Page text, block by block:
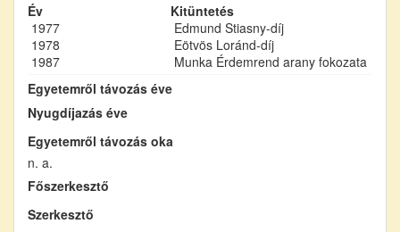
Év
Kitüntetés
1977
Edmund Stiasny-díj
1978
Eötvös Loránd-díj
1987
Munka Érdemrend arany fokozata
Egyetemről távozás éve
Nyugdíjazás éve
Egyetemről távozás oka
n. a.
Főszerkesztő
Szerkesztő